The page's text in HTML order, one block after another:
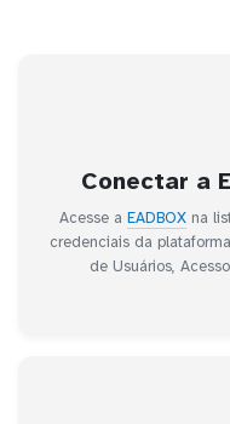
Conectar a
Acesse a EADBOX na
credenciais da
de Usuários,